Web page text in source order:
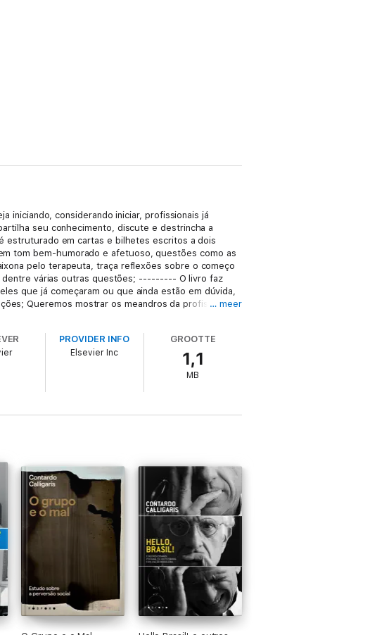
iniciando, considerando iniciar, profissionais já
seu conhecimento, discute e destrincha a
estruturado em cartas e bilhetes escritos a dois
tom bem-humorado e afetuoso, questões como as
pelo terapeuta, traça reflexões sobre o começo
dentre várias outras questões; --------- O livro faz
que já começaram ou que ainda estão em dúvida,
Queremos mostrar os meandros da profissão,… meer
PROVIDER INFO
Elsevier Inc
GROOTTE
1,1
MB